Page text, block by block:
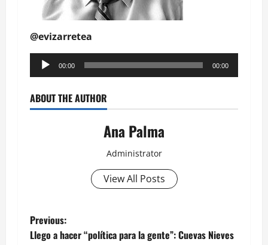
@evizarretea
Reproductor
de
00:00 00:00
ABOUT THE AUTHOR
Ana Palma
Administrator
View All Posts
Post
Previous:
Llego a hacer “política para la gente”: Cuevas Nieves